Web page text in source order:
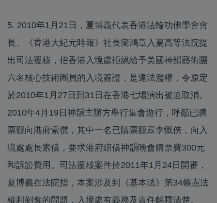
5. 2010年1月21日，夏博義代表香港法輪功佛學會會
長、《香港大紀元時報》社長簡鴻章入稟高等法院提
出司法覆核，指香港入境處拒絕給予美國神韻藝術團
六名核心技術團員的入境簽證，是違法濫權，令原定
於2010年1月27日到31日在香港七場演出被迫取消。
2010年4月19日神韻主辦方舉行集會遊行，呼籲已購
票觀向港府索償，其中一名已購票觀眾李慨俠，向入
境處處長索償，要求港府賠償神韻晚會購票費300元
和訴訟費用。司法覆核案件於2011年1月24日開審，
夏博義在法院指，本案涉及到《基本法》第34條憲法
權利剝奪的問題，入境處有義務及責任解釋清楚。